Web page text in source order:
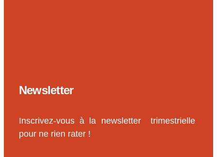
Newsletter
Inscrivez-vous à la newsletter trimestrielle
pour ne rien rater !